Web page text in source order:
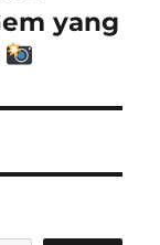
yang